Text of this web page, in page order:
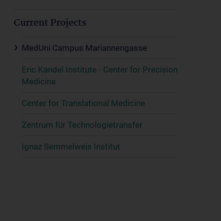
Current Projects
MedUni Campus Mariannengasse
Eric Kandel Institute - Center for Precision
Medicine
Center for Translational Medicine
Zentrum für Technologietransfer
Ignaz Semmelweis Institut